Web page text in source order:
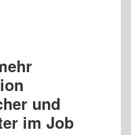
und
im Job